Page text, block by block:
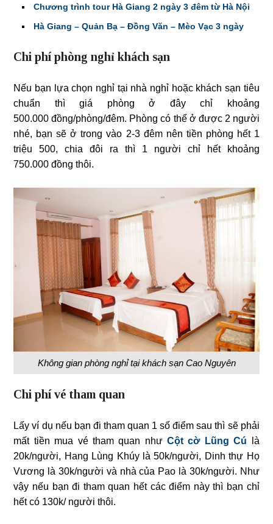
Chương trình tour Hà Giang 2 ngày 3 đêm từ Hà Nội
Hà Giang – Quản Bạ – Đồng Văn – Mèo Vạc 3 ngày
Chi phí phòng nghỉ khách sạn
Nếu bạn lựa chọn nghỉ tại nhà nghỉ hoặc khách sạn tiêu
chuẩn thì giá phòng ở đây chỉ khoảng
500.000 đồng/phòng/đêm. Phòng có thể ở được 2 người
nhé, bạn sẽ ở trong vào 2-3 đêm nên tiền phòng hết 1
triệu 500, chia đôi ra thì 1 người chỉ hết khoảng
750.000 đồng thôi.
Không gian phòng nghỉ tại khách sạn Cao Nguyên
Chi phí vé tham quan
Lấy ví dụ nếu bạn đi tham quan 1 số điểm sau thì sẽ phải
mất tiền mua vé tham quan nhưCột cờ Lũng Cú là
20k/người, Hang Lùng Khúy là 50k/người, Dinh thự Họ
Vương là 30k/người và nhà của Pao là 30k/người. Như
vậy nếu bạn đi tham quan hết các điểm này thì bạn chỉ
hết có 130k/ người thôi.